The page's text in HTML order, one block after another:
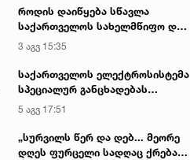
როდის დაიწყება სწავლა
საქართველოს სახელმწიფო და
კერძო უნივერსიტეტებში
3 აგვ 15:35
საქართველოს ელექტროსისტემა
სპეციალურ განცხადებას
ავრცელებს
5 აგვ 17:51
„სურვილს წერ და დებ... მეორე
დღეს ფურცელი სადღაც ქრება